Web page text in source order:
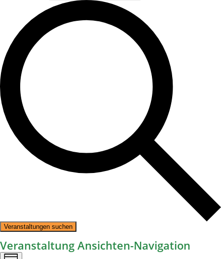
Veranstaltungen suchen
Veranstaltung Ansichten-Navigation